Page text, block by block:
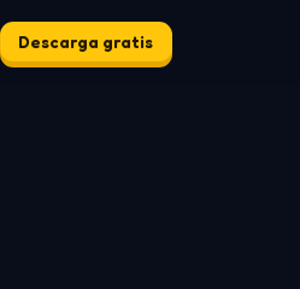
Descarga gratis